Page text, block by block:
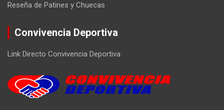
Reseña de Patines y Chuecas
Convivencia Deportiva
Link Directo Convivencia Deportiva